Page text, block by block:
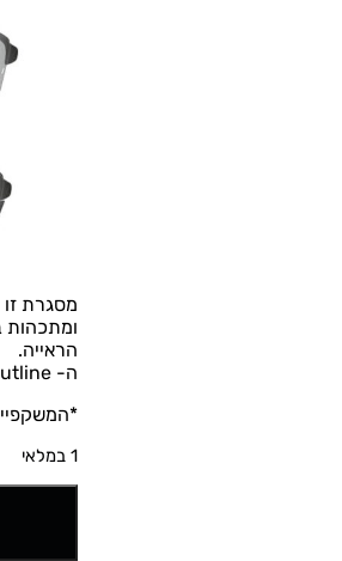
ומתכהות
הראייה.
ה- Cutline תוכנן עם מטרה אחת עיקרית: לשפר את הביצועים שלך.
1 במלאי